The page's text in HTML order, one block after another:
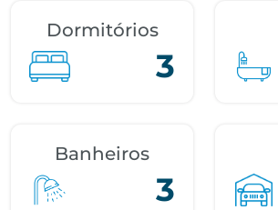
Dormitórios
3
Banheiros
3